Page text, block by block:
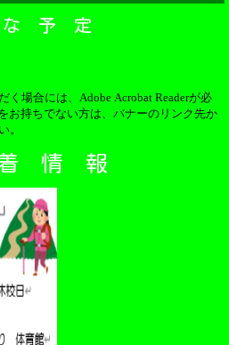
予 定
く場合には、Adobe Acrobat Readerが必
お持ちでない方は、バナーのリンク先か
。
情 報